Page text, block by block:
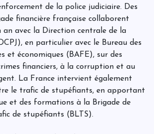
de la police judiciaire. Des
financière française collaborent
an avec la Direction centrale de la
en particulier avec le Bureau des
et économiques (BAFE), sur des
financiers, à la corruption et au
La France intervient également
le trafic de stupéfiants, en apportant
et des formations à la Brigade de
de stupéfiants (BLTS).